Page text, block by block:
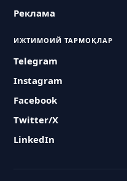
Реклама
ИЖТИМОИЙ ТАРМОҚЛАР
Telegram
Instagram
Facebook
Twitter/X
LinkedIn